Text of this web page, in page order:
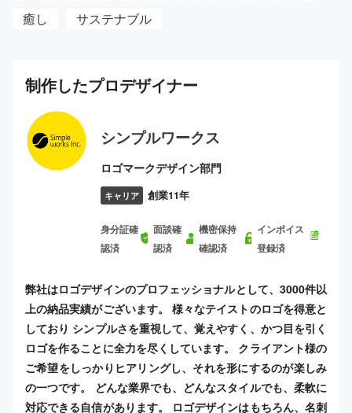
癒し
サステナブル
制作したプロデザイナー
シンプルワークス
ロゴマークデザイン部門
キャリア 創業11年
身分証確
認済
面談確
認済
機密保持
確認済
インボイス
登録済
弊社はロゴデザインのプロフェッショナルとして、3000件以
上の納品実績がございます。 様々なテイストのロゴを得意と
しており シンプルさを重視して、覚えやすく、かつ目を引く
ロゴを作ることに全力を尽くしています。 クライアント様の
ご希望をしっかりヒアリングし、それを形にするのが楽しみ
の一つです。 どんな業界でも、どんなスタイルでも、柔軟に
対応できる自信があります。 ロゴデザインはもちろん、名刺